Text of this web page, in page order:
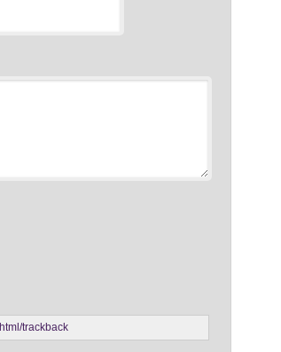
trackback